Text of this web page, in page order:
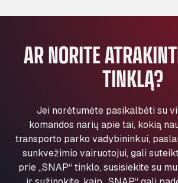
Andamur Pamplona
A-15 Salida Imarcoain, 31119
Andamur San Roman II
Anglia Motel
Washway Road, PE12 8LT
Anpol Sp. z o.o.
Ul. Torunska 147, 85884
Aqua Ariva GmbH
AR NORITE
TINKLĄ?
Jei norėtumėte pasikalbėti su
komandos narių apie tai, kokią
transporto parko vadybininkui,
sunkvežimio vairuotojui, gali
prie „SNAP“ tinklo, susisiekite su